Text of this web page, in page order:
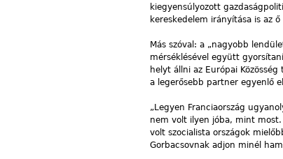
kiegyensúlyozott
kereskedelem irányítása is az
Más szóval: a „nagyobb
mérséklésével együtt
helyt állni az Európai
a legerősebb partner egyenlő
„Legyen Franciaország
nem volt ilyen jóba, mint most.
volt szocialista országok
Gorbacsovnak adjon minél